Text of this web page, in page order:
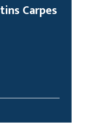
Carpes